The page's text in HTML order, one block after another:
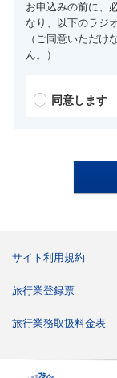
お申込みの前に、
なり、以下のラジ
（ご同意いただけ
ん。）
同意します
サイト利用規約
旅行業登録票
旅行業務取扱料金表